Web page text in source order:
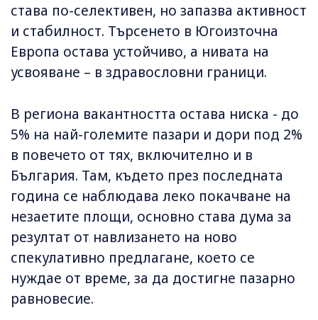
става по-селективен, но запазва активност
и стабилност. Търсенето в Югоизточна
Европа остава устойчиво, а нивата на
усвояване – в здравословни граници.
В региона вакантността остава ниска - до
5% на най-големите пазари и дори под 2%
в повечето от тях, включително и в
България. Там, където през последната
година се наблюдава леко покачване на
незаетите площи, основно става дума за
резултат от навлизането на ново
спекулативно предлагане, което се
нуждае от време, за да достигне пазарно
равновесие.